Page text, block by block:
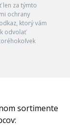
len za týmto
ochrany
ktorý vám
odvolať
sortimente